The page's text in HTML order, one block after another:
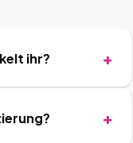
ihr?